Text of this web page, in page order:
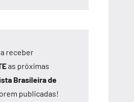
receber
as próximas
Brasileira de
publicadas!